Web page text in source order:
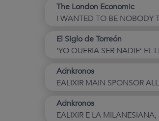
The London Economic
El Siglo de Torreón
‘YO QUERÍA SER NADIE’
Adnkronos
EALIXIR MAIN SPONSOR
Adnkronos
EALIXIR E LA MILANESIANA,